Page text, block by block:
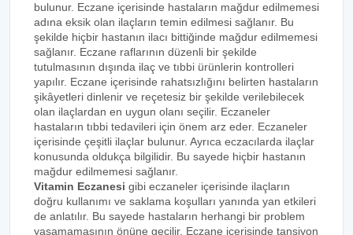
bulunur. Eczane içerisinde hastaların mağdur edilmemesi
adına eksik olan ilaçların temin edilmesi sağlanır. Bu
şekilde hiçbir hastanın ilacı bittiğinde mağdur edilmemesi
sağlanır. Eczane raflarının düzenli bir şekilde
tutulmasının dışında ilaç ve tıbbi ürünlerin kontrolleri
yapılır. Eczane içerisinde rahatsızlığını belirten hastaların
şikâyetleri dinlenir ve reçetesiz bir şekilde verilebilecek
olan ilaçlardan en uygun olanı seçilir. Eczaneler
hastaların tıbbi tedavileri için önem arz eder. Eczaneler
içerisinde çeşitli ilaçlar bulunur. Ayrıca eczacılarda ilaçlar
konusunda oldukça bilgilidir. Bu sayede hiçbir hastanın
mağdur edilmemesi sağlanır.
Vitamin Eczanesi gibi eczaneler içerisinde ilaçların
doğru kullanımı ve saklama koşulları yanında yan etkileri
de anlatılır. Bu sayede hastaların herhangi bir problem
yaşamamasının önüne geçilir. Eczane içerisinde tansiyon